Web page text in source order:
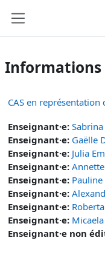
Informations
CAS en
Enseignant·e:
Enseignant·e: Gaëlle
Enseignant·e: Julia
Enseignant·e:
Enseignant·e:
Enseignant·e:
Enseignant·e:
Enseignant·e:
Enseignant·e non